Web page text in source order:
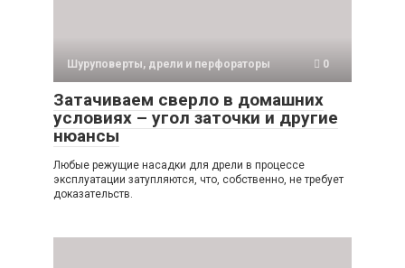
Шуруповерты, дрели и перфораторы 0
Затачиваем сверло в домашних
условиях – угол заточки и другие
нюансы
Любые режущие насадки для дрели в процессе
эксплуатации затупляются, что, собственно, не требует
доказательств.